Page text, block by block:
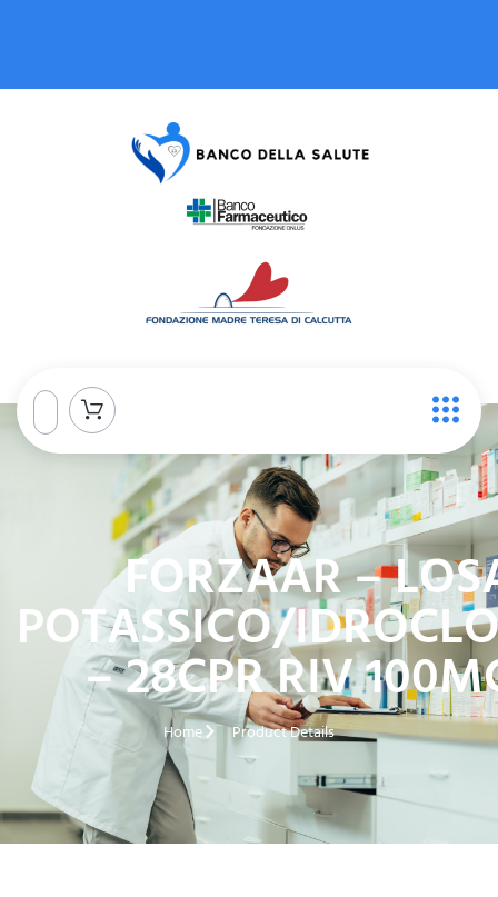
FORZAAR –
POTASSICO/
– 28CPR RIV
Home Product Details